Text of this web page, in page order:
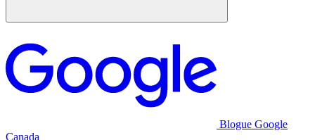
Blogue Google
Canada